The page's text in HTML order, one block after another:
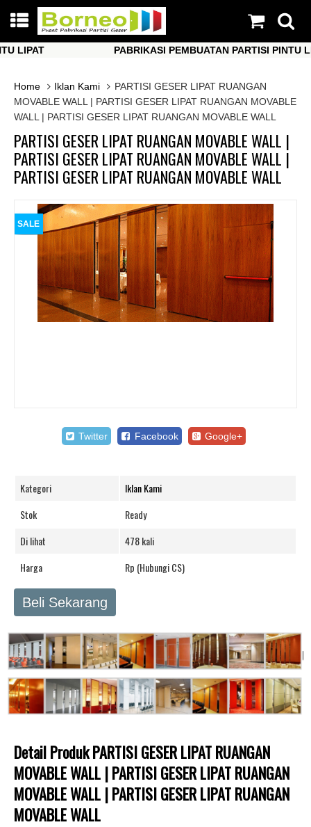
PABRIKASI PEMBUATAN PARTISI PINTU LIPAT
Home
Iklan Kami
PARTISI GESER LIPAT RUANGAN
MOVABLE WALL | PARTISI GESER LIPAT RUANGAN MOVABLE
WALL | PARTISI GESER LIPAT RUANGAN MOVABLE WALL
PARTISI GESER LIPAT RUANGAN MOVABLE WALL |
PARTISI GESER LIPAT RUANGAN MOVABLE WALL |
PARTISI GESER LIPAT RUANGAN MOVABLE WALL
SALE
Twitter Facebook Google+
Kategori
Iklan Kami
Stok
Ready
Di lihat
478 kali
Harga
Rp (Hubungi CS)
Beli Sekarang
Detail Produk PARTISI GESER LIPAT RUANGAN
MOVABLE WALL | PARTISI GESER LIPAT RUANGAN
MOVABLE WALL | PARTISI GESER LIPAT RUANGAN
MOVABLE WALL